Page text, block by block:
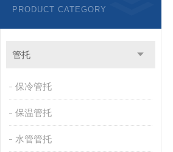
PRODUCT CATEGORY
管托
保冷管托
保温管托
水管管托